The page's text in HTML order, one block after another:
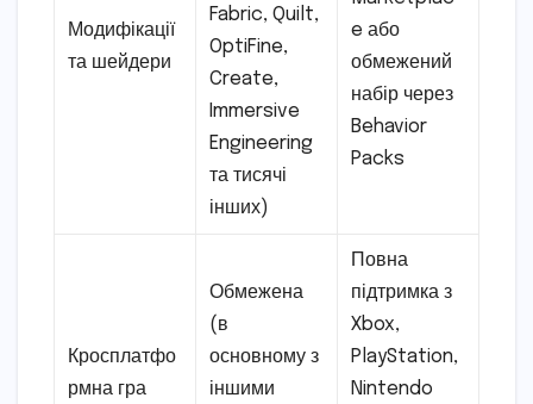
Модифікації
та шейдери
Fabric, Quilt,
OptiFine,
Create,
Immersive
Engineering
та тисячі
інших)
e або
обмежений
набір через
Behavior
Packs
Кросплатфо
рмна гра
Обмежена
(в
основному з
іншими
Повна
підтримка з
Xbox,
PlayStation,
Nintendo